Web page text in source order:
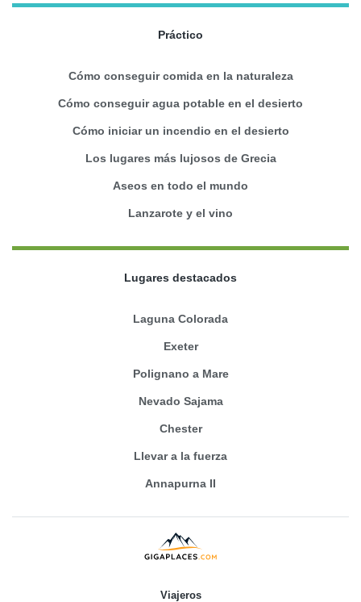
Práctico
Cómo conseguir comida en la naturaleza
Cómo conseguir agua potable en el desierto
Cómo iniciar un incendio en el desierto
Los lugares más lujosos de Grecia
Aseos en todo el mundo
Lanzarote y el vino
Lugares destacados
Laguna Colorada
Exeter
Polignano a Mare
Nevado Sajama
Chester
Llevar a la fuerza
Annapurna II
Viajeros